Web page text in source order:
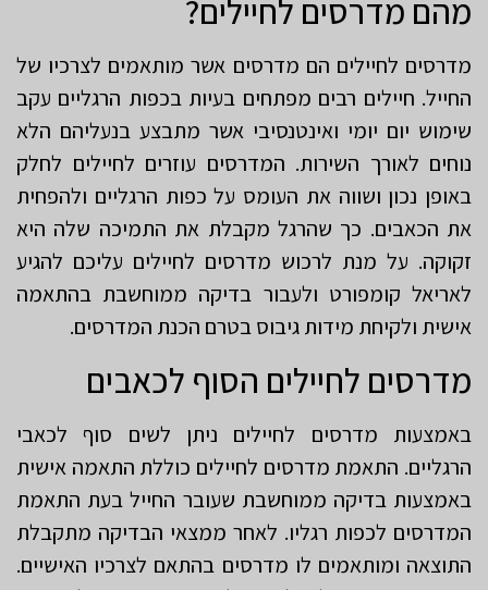
מהם מדרסים לחיילים?
מדרסים לחיילים הם מדרסים אשר מותאמים לצרכיו של
החייל. חיילים רבים מפתחים בעיות בכפות הרגליים עקב
שימוש יום יומי ואינטנסיבי אשר מתבצע בנעליהם הלא
נוחים לאורך השירות. המדרסים עוזרים לחיילים לחלק
באופן נכון ושווה את העומס על כפות הרגליים ולהפחית
את הכאבים. כך שהרגל מקבלת את התמיכה שלה היא
זקוקה. על מנת לרכוש מדרסים לחיילים עליכם להגיע
לאריאל קומפורט ולעבור בדיקה ממוחשבת בהתאמה
אישית ולקיחת מידות גיבוס בטרם הכנת המדרסים.
מדרסים לחיילים הסוף לכאבים
באמצעות מדרסים לחיילים ניתן לשים סוף לכאבי
הרגליים. התאמת מדרסים לחיילים כוללת התאמה אישית
באמצעות בדיקה ממוחשבת שעובר החייל בעת התאמת
המדרסים לכפות רגליו. לאחר ממצאי הבדיקה מתקבלת
התוצאה ומותאמים לו מדרסים בהתאם לצרכיו האישיים.